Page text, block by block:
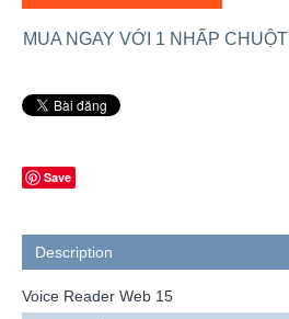
MUA NGAY VỚI 1 NHẤP CHUỘT
Save
Description
Voice Reader Web 15